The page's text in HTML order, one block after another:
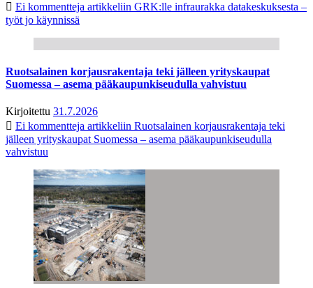
Ei kommentteja artikkeliin GRK:lle infraurakka datakeskuksesta –
työt jo käynnissä
Ruotsalainen korjausrakentaja teki jälleen yrityskaupat
Suomessa – asema pääkaupunkiseudulla vahvistuu
Kirjoitettu 31.7.2026
Ei kommentteja artikkeliin Ruotsalainen korjausrakentaja teki
jälleen yrityskaupat Suomessa – asema pääkaupunkiseudulla
vahvistuu